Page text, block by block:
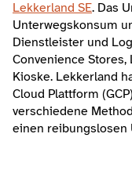
Lekkerland SE. Das
Unterwegskonsum
Dienstleister und
Convenience Stores,
Kioske. Lekkerland
Cloud Plattform
verschiedene
einen reibungslosen